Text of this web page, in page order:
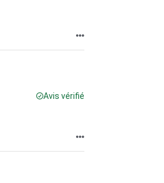
Avis vérifié